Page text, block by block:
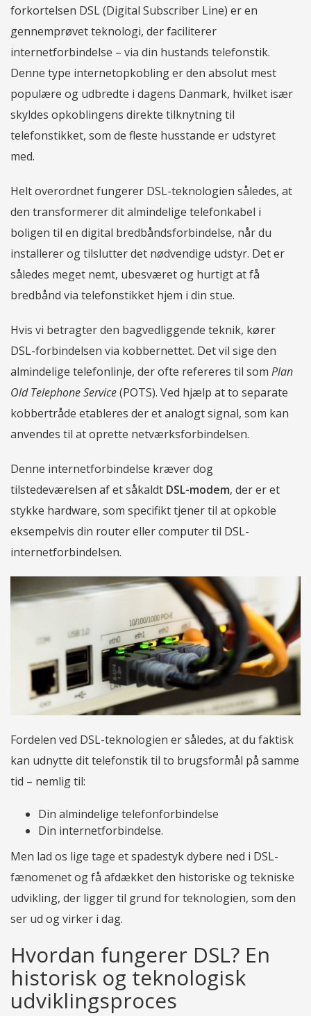
forkortelsen DSL (Digital Subscriber Line) er en
gennemprøvet teknologi, der faciliterer
internetforbindelse – via din hustands telefonstik.
Denne type internetopkobling er den absolut mest
populære og udbredte i dagens Danmark, hvilket især
skyldes opkoblingens direkte tilknytning til
telefonstikket, som de fleste husstande er udstyret
med.
Helt overordnet fungerer DSL-teknologien således, at
den transformerer dit almindelige telefonkabel i
boligen til en digital bredbåndsforbindelse, når du
installerer og tilslutter det nødvendige udstyr. Det er
således meget nemt, ubesværet og hurtigt at få
bredbånd via telefonstikket hjem i din stue.
Hvis vi betragter den bagvedliggende teknik, kører
DSL-forbindelsen via kobbernettet. Det vil sige den
almindelige telefonlinje, der ofte refereres til som Plan
Old Telephone Service(POTS). Ved hjælp at to separate
kobbertråde etableres der et analogt signal, som kan
anvendes til at oprette netværksforbindelsen.
Denne internetforbindelse kræver dog
tilstedeværelsen af et såkaldt DSL-modem, der er et
stykke hardware, som specifikt tjener til at opkoble
eksempelvis din router eller computer til DSL-
internetforbindelsen.
Fordelen ved DSL-teknologien er således, at du faktisk
kan udnytte dit telefonstik til to brugsformål på samme
tid – nemlig til:
Din almindelige telefonforbindelse
Din internetforbindelse.
Men lad os lige tage et spadestyk dybere ned i DSL-
fænomenet og få afdækket den historiske og tekniske
udvikling, der ligger til grund for teknologien, som den
ser ud og virker i dag.
Hvordan fungerer DSL? En
historisk og teknologisk
udviklingsproces